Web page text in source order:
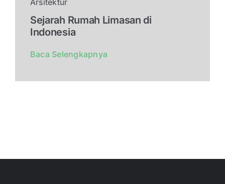
Sejarah Rumah Limasan di
Indonesia
Baca Selengkapnya